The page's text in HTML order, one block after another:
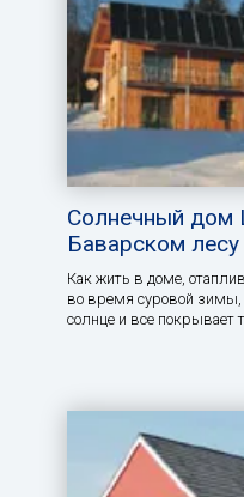
Солнечный дом
Баварском лесу
Как жить в доме,
во время суровой зимы,
солнце и все покрывает